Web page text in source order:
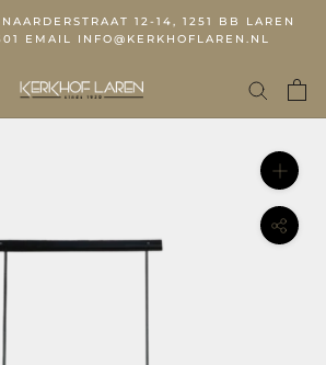
12-14, 1251 BB LAREN
EMAIL INFO@KERKHOFLAREN.NL